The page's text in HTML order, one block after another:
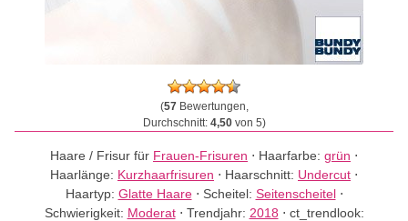
(57Bewertungen,
Durchschnitt: 4,50von 5)
Haare / Frisur für Frauen-Frisuren ⋅ Haarfarbe: grün ⋅
Haarlänge: Kurzhaarfrisuren ⋅ Haarschnitt: Undercut ⋅
Haartyp: Glatte Haare⋅ Scheitel: Seitenscheitel⋅
Schwierigkeit: Moderat⋅ Trendjahr: 2018 ⋅ ct_trendlook: